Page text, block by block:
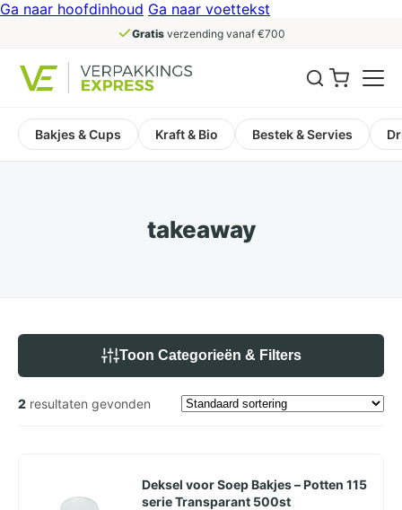
Ga naar hoofdinhoud Ga naar voettekst
Gratisverzending vanaf €700
Bakjes & Cups Kraft & Bio Bestek & Servies
takeaway
Toon Categorieën & Filters
2 resultaten gevonden
Deksel voor Soep Bakjes – Potten 115
serie Transparant 500st